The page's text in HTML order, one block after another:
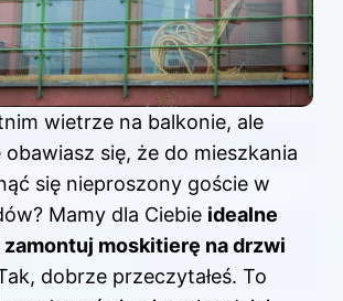
wietrze na balkonie, ale
się, że do mieszkania
się nieproszony goście w
Mamy dla Ciebie idealne
moskitierę na drzwi
dobrze przeczytałeś. To